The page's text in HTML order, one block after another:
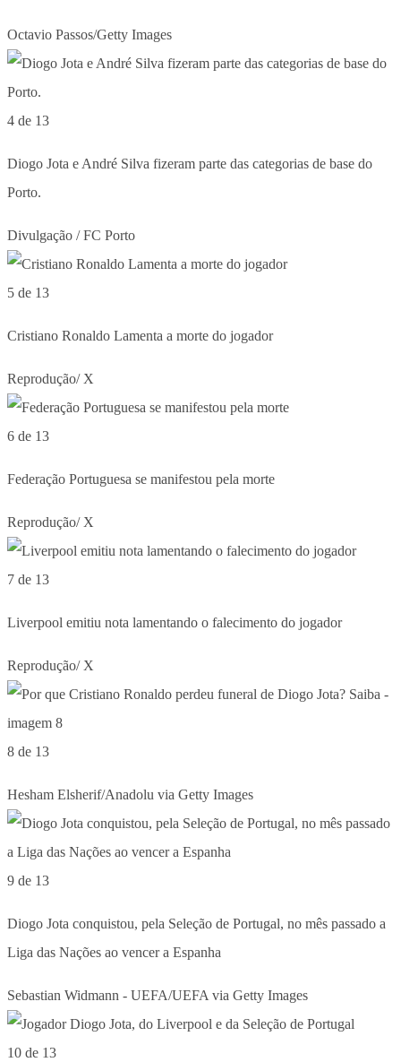
Octavio Passos/Getty Images
4 de 13
Diogo Jota e André Silva fizeram parte das categorias de base do
Porto.
Divulgação / FC Porto
5 de 13
Cristiano Ronaldo Lamenta a morte do jogador
Reprodução/ X
6 de 13
Federação Portuguesa se manifestou pela morte
Reprodução/ X
7 de 13
Liverpool emitiu nota lamentando o falecimento do jogador
Reprodução/ X
8 de 13
Hesham Elsherif/Anadolu via Getty Images
9 de 13
Diogo Jota conquistou, pela Seleção de Portugal, no mês passado a
Liga das Nações ao vencer a Espanha
Sebastian Widmann - UEFA/UEFA via Getty Images
10 de 13